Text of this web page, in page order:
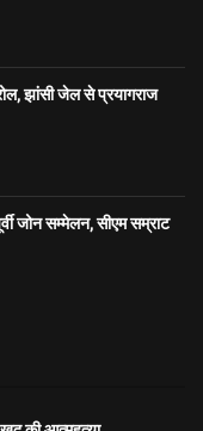
झांसी जेल से प्रयागराज
जोन सम्मेलन, सीएम सम्राट